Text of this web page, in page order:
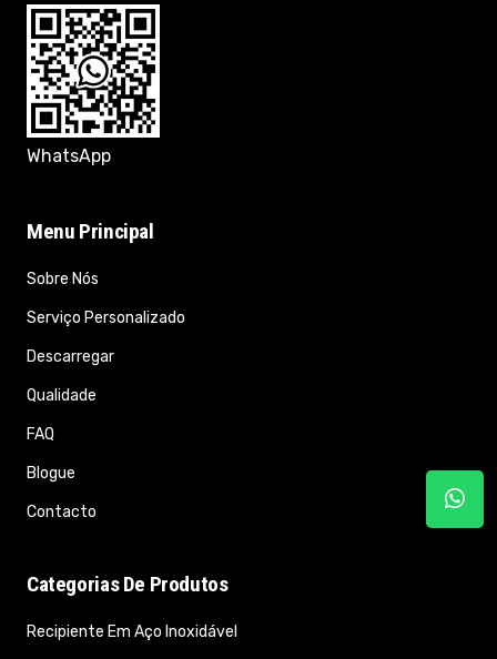
WhatsApp
Menu Principal
Sobre Nós
Serviço Personalizado
Descarregar
Qualidade
FAQ
Blogue
Contacto
Categorias De Produtos
Recipiente Em Aço Inoxidável